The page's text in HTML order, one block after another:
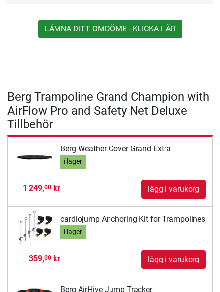
LÄMNA DITT OMDÖME - KLICKA HÄR
Berg Trampoline Grand Champion with
AirFlow Pro and Safety Net Deluxe
Tillbehör
Berg Weather Cover Grand Extra
i lager
1 249,00kr lägg i varukorg
cardiojump Anchoring Kit for Trampolines
i lager
359,00kr lägg i varukorg
Berg AirHive Jump Tracker